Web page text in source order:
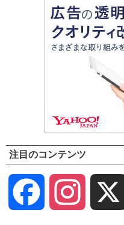
注目のコンテンツ
Facebook Instagram